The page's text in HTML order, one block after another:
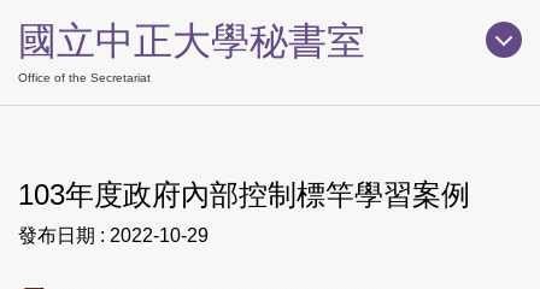
到
主
要
區
國立中正大學秘書室
Office of the Secretariat
103年度政府內部控制標竿學習案例
發布日期 : 2022-10-29